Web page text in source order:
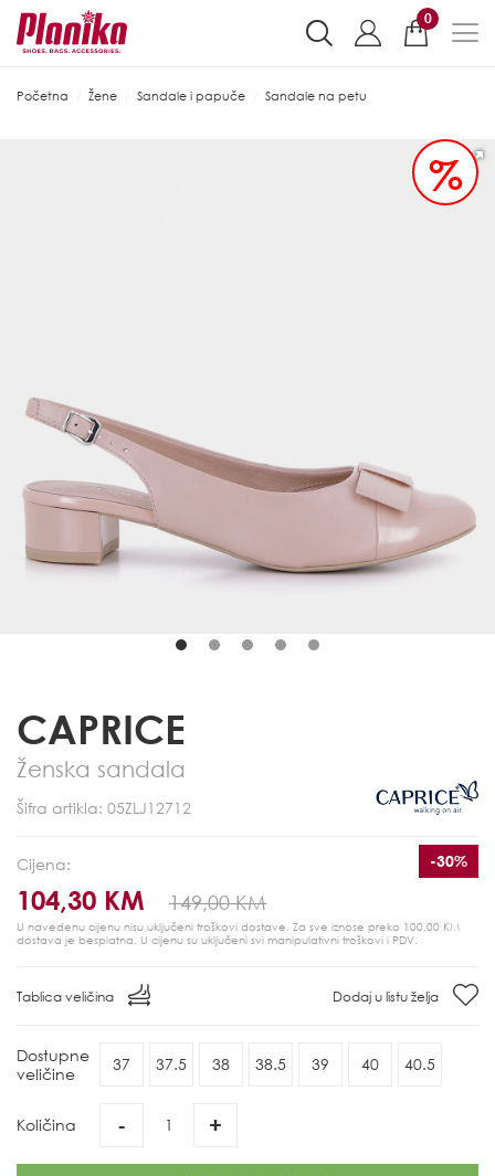
0
Početna Žene Sandale i papuče Sandale na petu
%
CAPRICE
Ženska sandala
Šifra artikla: 05ZLJ12712
Cijena:
104,30 KM 149,00 KM
-30%
U navedenu cijenu nisu uključeni troškovi dostave. Za sve iznose preko 100,00 KM
dostava je besplatna. U cijenu su uključeni svi manipulativni troškovi i PDV.
Tablica veličina Dodaj u listu želja
Dostupne
veličine
37 37.5 38 38.5 39 40 40.5
Količina - +